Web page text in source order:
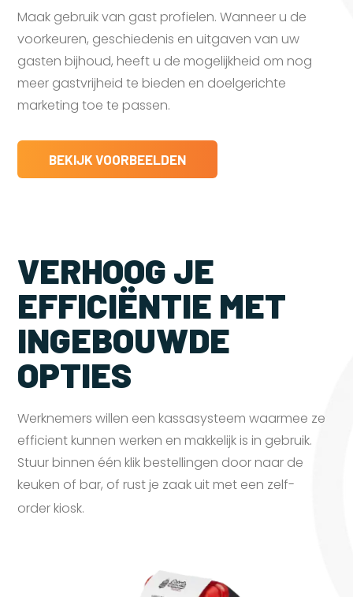
Maak gebruik van gast profielen. Wanneer u de
voorkeuren, geschiedenis en uitgaven van uw
gasten bijhoud, heeft u de mogelijkheid om nog
meer gastvrijheid te bieden en doelgerichte
marketing toe te passen.
BEKIJK VOORBEELDEN
VERHOOG JE
EFFICIËNTIE MET
INGEBOUWDE
OPTIES
Werknemers willen een kassasysteem waarmee ze
efficient kunnen werken en makkelijk is in gebruik.
Stuur binnen één klik bestellingen door naar de
keuken of bar, of rust je zaak uit met een zelf-
order kiosk.